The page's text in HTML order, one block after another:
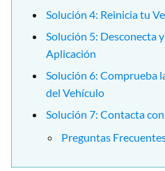
Solución 4: Reinicia tu
Solución 5: Desconecta
Aplicación
Solución 6: Comprueba
del Vehículo
Solución 7: Contacta
Preguntas